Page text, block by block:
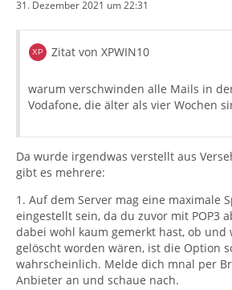
31. Dezember 2021 um 22:31
Zitat von XPWIN10
warum verschwinden alle Mails in
Vodafone, die älter als vier Wochen
Da wurde irgendwas verstellt aus
gibt es mehrere:
1. Auf dem Server mag eine maximale
eingestellt sein, da du zuvor mit POP3
dabei wohl kaum gemerkt hast, ob und
gelöscht worden wären, ist die Option
wahrscheinlich. Melde dich mnal per
Anbieter an und schaue nach.